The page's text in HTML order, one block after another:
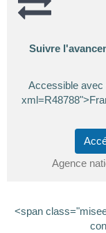
Suivre
Accessible avec
Agence
<span